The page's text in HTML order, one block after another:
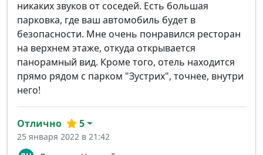
никаких звуков от соседей. Есть большая
парковка, где ваш автомобиль будет в
безопасности. Мне очень понравился ресторан
на верхнем этаже, откуда открывается
панорамный вид. Кроме того, отель находится
прямо рядом с парком "Зустрих", точнее, внутри
него!
Отлично 5
25 января 2022 в 21:42